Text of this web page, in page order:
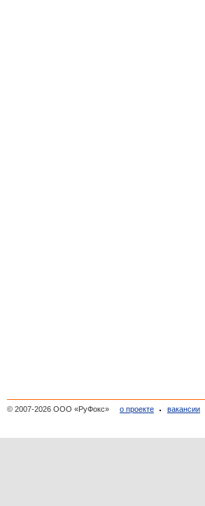
© 2007-2026 ООО «РуФокс» о проекте вакансии